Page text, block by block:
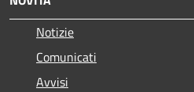
Notizie
Comunicati
Avvisi